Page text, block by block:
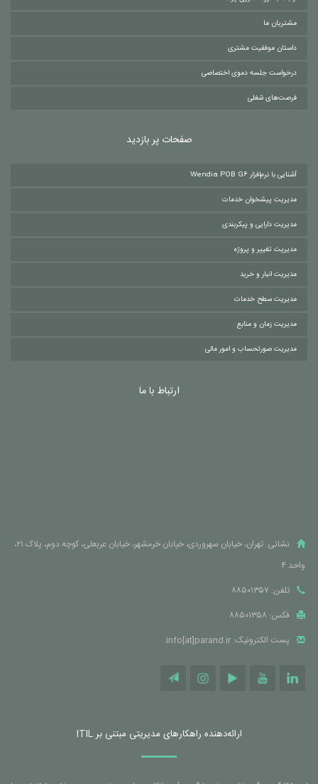
مشتریان ما
داستان موفقیت مشتری
درخواست جلسه دموی اختصاصی
فرصت‌های شغلی
صفحات پر بازدید
آشنایی با نرم‌افزار Wendia POB G6
مدیریت پیشخوان خدمات
مدیریت دارایی و پیکربندی
مدیریت تغییر و پروژه
مدیریت انبار و خرید
مدیریت سطح خدمات
مدیریت زمان و منابع
مدیریت صورتحساب و امور مالی
ارتباط با ما
نشانی: تهران، خیابان سهروردی، خیابان خرمشهر، خیابان عربعلی، کوچه دوم، پلاک ۲۱،
واحد ۴
تلفن: ۸۸۵۰۱۳۵۷
فکس: ۸۸۵۰۱۳۵۸
پست الکترونیک: info[at]parand.ir
ارائه‌دهنده راهکارهای مدیریتی مبتنی بر ITIL